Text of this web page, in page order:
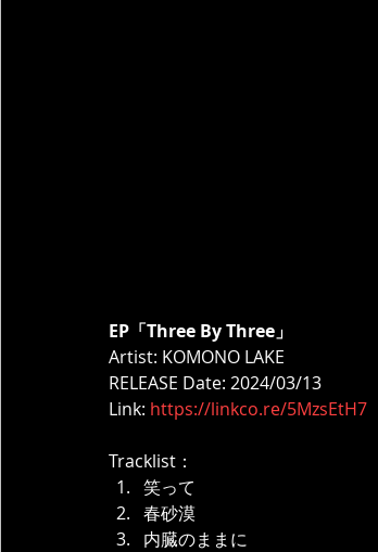
EP「Three By Three」
Artist: KOMONO LAKE
RELEASE Date: 2024/03/13
Link: https://linkco.re/5MzsEtH7
Tracklist：
笑って
春砂漠
内臓のままに